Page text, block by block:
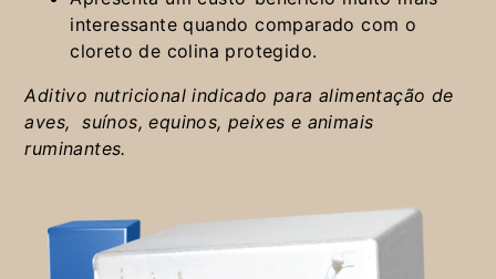
interessante quando comparado com o
cloreto de colina protegido.
Aditivo nutricional indicado para alimentação de
aves, suínos, equinos, peixes e animais
ruminantes.